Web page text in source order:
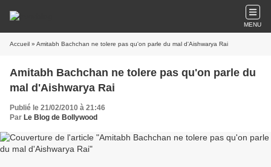
MENU
Accueil » Amitabh Bachchan ne tolere pas qu'on parle du mal d'Aishwarya Rai
Amitabh Bachchan ne tolere pas qu'on parle du
mal d'Aishwarya Rai
Publié le 21/02/2010 à 21:46
Par Le Blog de Bollywood